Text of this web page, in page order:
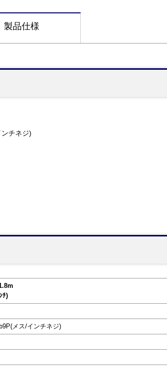
製品仕様
チネジ)
ﾁ)
メス/インチネジ)